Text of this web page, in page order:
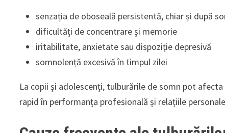
senzația de oboseală persistentă, chiar și după
dificultăți de concentrare și memorie
iritabilitate, anxietate sau dispoziție depresivă
somnolență excesivă în timpul zilei
La copii și adolescenți, tulburările de somn pot
rapid în performanța profesională și relațiile